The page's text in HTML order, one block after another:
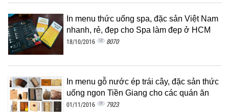
In menu thức uống spa, đặc sản Việt Nam
nhanh, rẻ, đẹp cho Spa làm đẹp ở HCM
18/10/2016 8070
In menu gỗ nước ép trái cây, đặc sản thức
uống ngon Tiền Giang cho các quán ăn
01/11/2016 7923